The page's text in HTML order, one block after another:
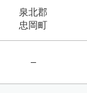
泉北郡
忠岡町
–